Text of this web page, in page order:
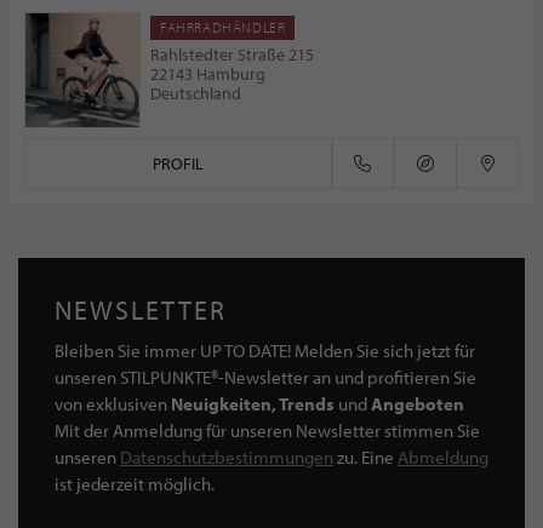
FAHRRADHÄNDLER
Rahlstedter Straße 215
22143 Hamburg
Deutschland
PROFIL
NEWSLETTER
Bleiben Sie immer UP TO DATE! Melden Sie sich jetzt für
unseren STILPUNKTE®-Newsletter an und profitieren Sie
von exklusiven Neuigkeiten, Trends undAngeboten
Mit der Anmeldung für unseren Newsletter stimmen Sie
unseren Datenschutzbestimmungen zu. Eine Abmeldung
ist jederzeit möglich.